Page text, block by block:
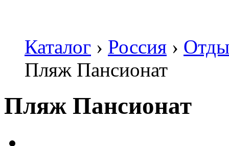
Каталог › Россия ›
Пляж Пансионат
Пляж Пансионат